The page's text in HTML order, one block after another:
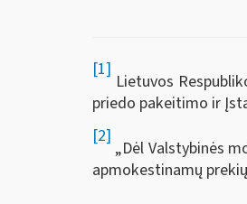
[1]
Lietuvos
priedo pakeitimo ir
[2]
„Dėl Valstybinės
apmokestinamų